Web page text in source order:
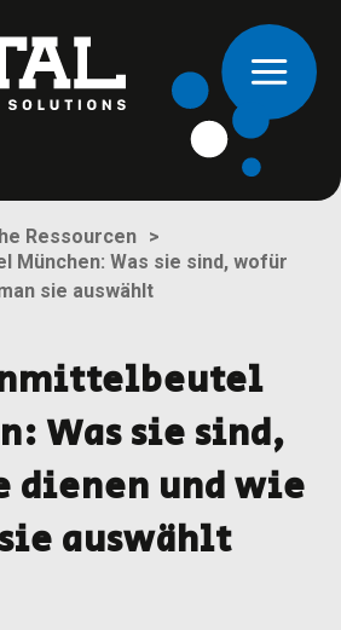
Ressourcen
München: Was sie sind, wofür
sie auswählt
Was sie sind,
dienen und wie
auswählt